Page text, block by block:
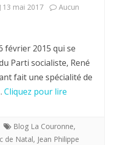
13 mai 2017
Aucun
février 2015 qui se
Parti socialiste, René
fait une spécialité de
Cliquez pour lire
Blog La Couronne,
de Natal, Jean Philippe